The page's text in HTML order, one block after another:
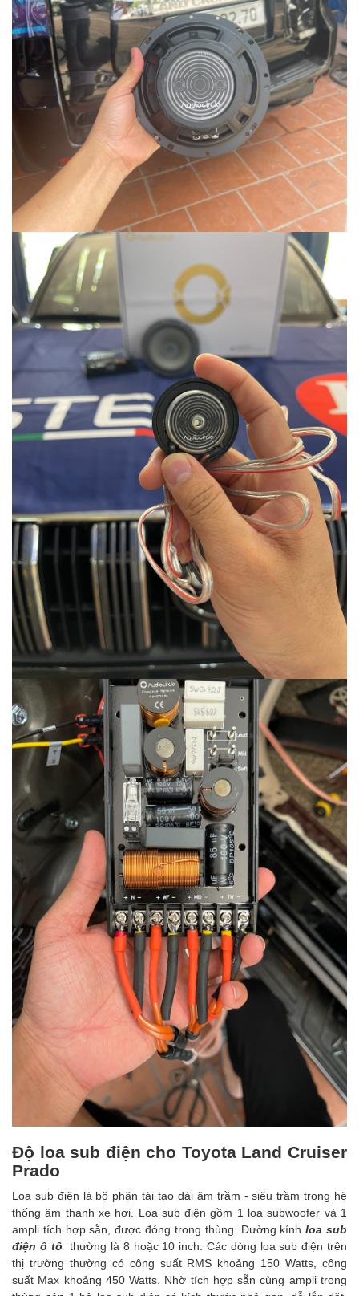
Độ loa sub điện cho Toyota Land Cruiser
Prado
Loa sub điện là bộ phận tái tạo dải âm trầm - siêu trầm trong hệ
thống âm thanh xe hơi. Loa sub điện gồm 1 loa subwoofer và 1
ampli tích hợp sẵn, được đóng trong thùng. Đường kínhloa sub
điện ô tô thường là 8 hoặc 10 inch. Các dòng loa sub điện trên
thị trường thường có công suất RMS khoảng 150 Watts, công
suất Max khoảng 450 Watts. Nhờ tích hợp sẵn cùng ampli trong